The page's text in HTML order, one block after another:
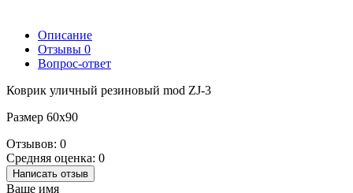
Описание
Отзывы 0
Вопрос-ответ
Коврик уличный резиновый mod ZJ-3
Размер 60х90
Отзывов: 0
Средняя оценка: 0
Написать отзыв
Ваше имя